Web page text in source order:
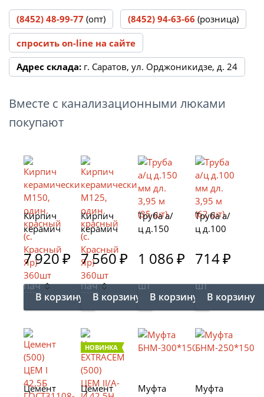
(8452) 48-99-77 (опт) (8452) 94-63-66 (розница)
спросить on-line на сайте
Адрес склада: г. Саратов, ул. Орджоникидзе, д. 24
Вместе с канализационными люками
покупают
Кирпич
керамич
еский
М150,
один.
красный
(с.
Красный
360шт
7 920₽
пач
Кирпич
керамич
еский
М125,
один.
красный
(с.
Красный
360шт
7 560₽
пач
Труба а/
ц д.150
3,95 м
(35 шт)
1 086₽
шт
Труба а/
ц д.100
3,95 м
(62 шт)
714₽
шт
Цемент
Цемент
НОВИНКА
Муфта
Муфта